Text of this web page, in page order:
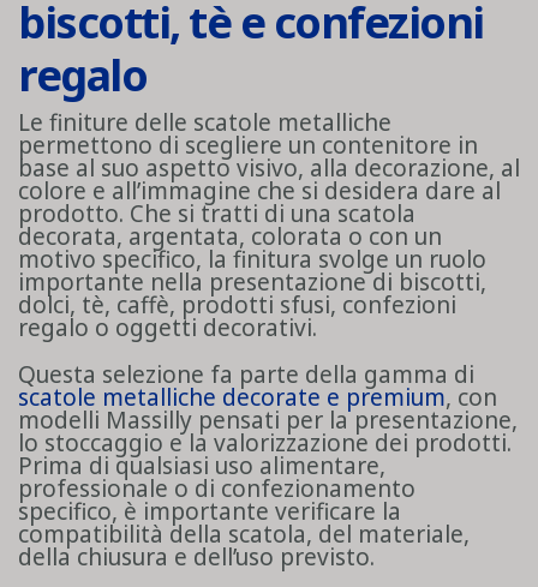
biscotti, tè e confezioni
regalo
Le finiture delle scatole metalliche
permettono di scegliere un contenitore in
base al suo aspetto visivo, alla decorazione, al
colore e all’immagine che si desidera dare al
prodotto. Che si tratti di una scatola
decorata, argentata, colorata o con un
motivo specifico, la finitura svolge un ruolo
importante nella presentazione di biscotti,
dolci, tè, caffè, prodotti sfusi, confezioni
regalo o oggetti decorativi.
Questa selezione fa parte della gamma di
scatole metalliche decorate e premium, con
modelli Massilly pensati per la presentazione,
lo stoccaggio e la valorizzazione dei prodotti.
Prima di qualsiasi uso alimentare,
professionale o di confezionamento
specifico, è importante verificare la
compatibilità della scatola, del materiale,
della chiusura e dell’uso previsto.